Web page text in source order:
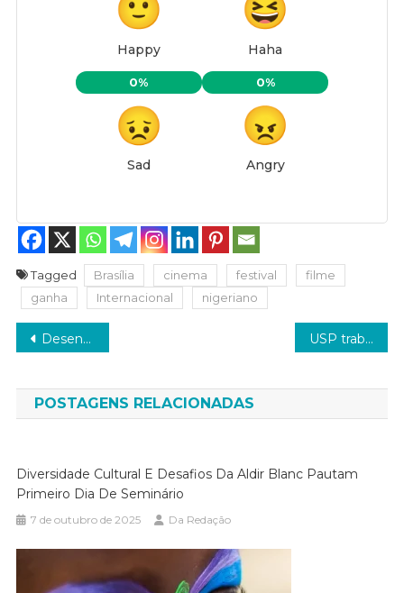
Happy Haha
0%
Sad
0%
Angry
Tagged Brasília cinema festival
filme
ganha
Internacional nigeriano
Navegação
Post
Desenrola Fies prevê desconto de até 99% das dívidas; confira regras USP trabalha para implantação de cotas PcD no vestibular
POSTAGENS RELACIONADAS
Diversidade Cultural E Desafios Da Aldir Blanc Pautam
Primeiro Dia De Seminário
7 de outubro de 2025 Da Redação